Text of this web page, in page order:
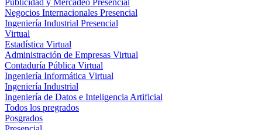
Publicidad y Mercadeo Presencial
Negocios Internacionales Presencial
Ingeniería Industrial Presencial
Virtual
Estadística Virtual
Administración de Empresas Virtual
Contaduría Pública Virtual
Ingeniería Informática Virtual
Ingeniería Industrial
Ingeniería de Datos e Inteligencia Artificial
Todos los pregrados
Posgrados